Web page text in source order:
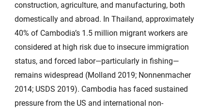
construction, agriculture, and manufacturing, both
domestically and abroad. In Thailand, approximately
40% of Cambodia’s 1.5 million migrant workers are
considered at high risk due to insecure immigration
status, and forced labor—particularly in fishing—
remains widespread (Molland 2019; Nonnenmacher
2014; USDS 2019). Cambodia has faced sustained
pressure from the US and international non-